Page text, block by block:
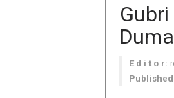
E d i t o r: